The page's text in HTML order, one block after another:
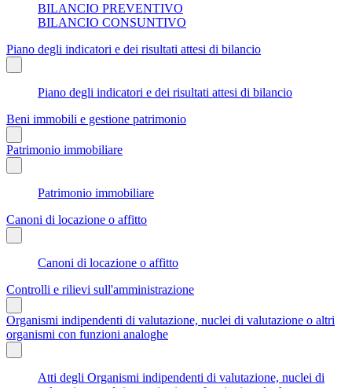
BILANCIO PREVENTIVO
BILANCIO CONSUNTIVO
Piano degli indicatori e dei risultati attesi di bilancio
Piano degli indicatori e dei risultati attesi di bilancio
Beni immobili e gestione patrimonio
Patrimonio immobiliare
Patrimonio immobiliare
Canoni di locazione o affitto
Canoni di locazione o affitto
Controlli e rilievi sull'amministrazione
Organismi indipendenti di valutazione, nuclei di valutazione o altri
organismi con funzioni analoghe
Atti degli Organismi indipendenti di valutazione, nuclei di